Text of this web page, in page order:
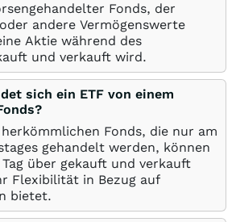
Fonds, der
andere Vermögenswerte
Aktie während des
und verkauft wird.
sich ein ETF von einem
Fonds, die nur am
gehandelt werden, können
Tag über gekauft und verkauft
Flexibilität in Bezug auf
bietet.